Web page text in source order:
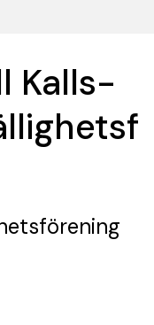
Kalls-